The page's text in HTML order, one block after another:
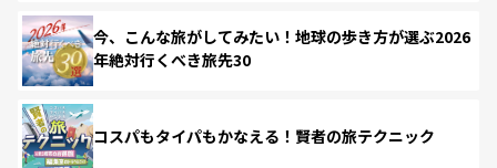
今、こんな旅がしてみたい！地球の歩き方が選ぶ2026
年絶対行くべき旅先30
コスパもタイパもかなえる！賢者の旅テクニック